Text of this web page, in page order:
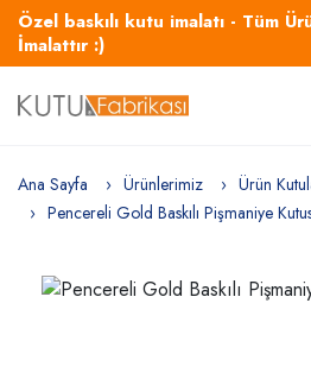
Özel baskılı kutu imalatı - Tüm
İmalattır :)
Ana Sayfa Ürünlerimiz
Ürün
Pencereli Gold Baskılı Pişmaniye